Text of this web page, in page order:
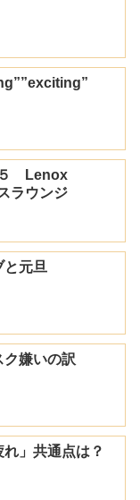
５ Lenox
ラウンジ
と元旦
ク嫌いの訳
」共通点は？